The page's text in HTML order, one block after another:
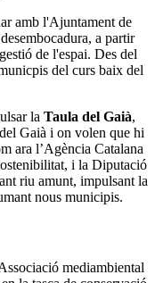
amb l'Ajuntament de
a partir
de l'espai. Des del
del curs baix del
la Taula del Gaià,
Gaià i on volen que hi
ara l’Agència Catalana
i la Diputació
riu amunt, impulsant la
nous municipis.
mediambiental